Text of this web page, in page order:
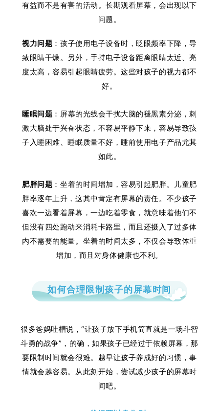
有益而不是有害的活动。长期观看屏幕，会出现以下
问题。
视力问题 ：孩子使用电子设备时，眨眼频率下降，导
致眼睛干燥。另外，手持电子设备距离眼睛太近、亮
度太高，容易引起眼睛疲劳。这些对孩子的视力都不
好。
睡眠问题 ：屏幕的光线会干扰大脑的褪黑素分泌，刺
激大脑处于兴奋状态，不容易平静下来，容易导致孩
子入睡困难、睡眠质量不好，睡前使用电子产品尤其
如此。
肥胖问题 ：坐着的时间增加，容易引起肥胖。儿童肥
胖率逐年上升，这其中肯定有屏幕的责任。不少孩子
喜欢一边看着屏幕，一边吃着零食，就意味着他们不
但没有四处跑动来消耗卡路里，而且还摄入了过多体
内不需要的能量。坐着的时间太多，不仅会导致体重
增加，而且对身体健康也不利。
如何合理限制孩子的屏幕时间
很多爸妈吐槽说，“让孩子放下手机简直就是一场斗智
斗勇的战争”，的确，如果孩子已经过于依赖屏幕，那
要限制时间就会很难。越早让孩子养成好的习惯，事
情就会越容易。从此刻开始，尝试减少孩子的屏幕时
间吧。